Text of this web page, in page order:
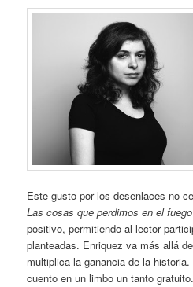
Este gusto por los desenlaces no
Las cosas que perdimos en el fuego
positivo, permitiendo al lector
planteadas. Enriquez va más allá
multiplica la ganancia de la
cuento en un limbo un tanto gratuito.